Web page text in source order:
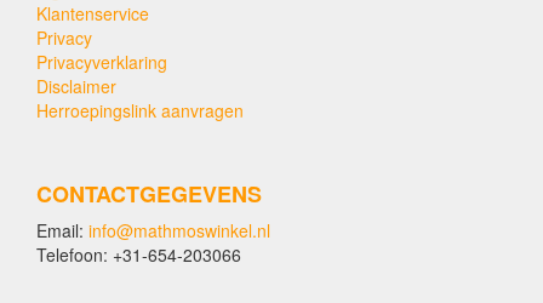
Klantenservice
Privacy
Privacyverklaring
Disclaimer
Herroepingslink aanvragen
CONTACTGEGEVENS
Email: info@mathmoswinkel.nl
Telefoon: +31-654-203066